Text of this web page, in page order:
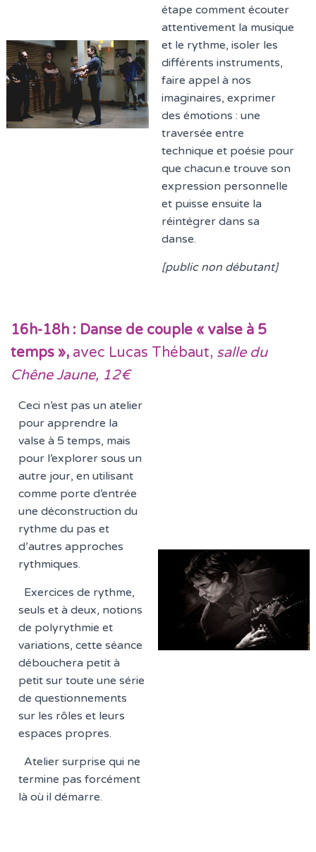
étape comment écouter
attentivement la musique
et le rythme, isoler les
différents instruments,
faire appel à nos
imaginaires, exprimer
des émotions : une
traversée entre
technique et poésie pour
que chacun.e trouve son
expression personnelle
et puisse ensuite la
réintégrer dans sa
danse.
[public non débutant]
16h-18h : Danse de couple « valse à 5
temps », avec Lucas Thébaut, salle du
Chêne Jaune, 12€
Ceci n’est pas un atelier
pour apprendre la
valse à 5 temps, mais
pour l’explorer sous un
autre jour, en utilisant
comme porte d’entrée
une déconstruction du
rythme du pas et
d’autres approches
rythmiques.
Exercices de rythme,
seuls et à deux, notions
de polyrythmie et
variations, cette séance
débouchera petit à
petit sur toute une série
de questionnements
sur les rôles et leurs
espaces propres.
Atelier surprise qui ne
termine pas forcément
là où il démarre.